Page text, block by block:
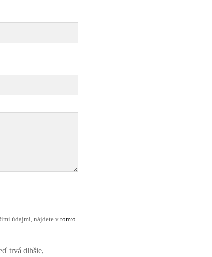
údajmi, nájdete v tomto
trvá dlhšie,